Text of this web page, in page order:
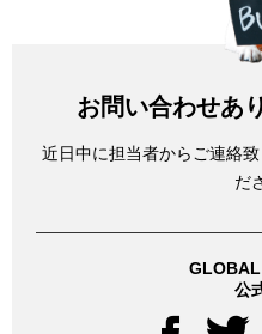
お問い合わせあ
近日中に担当者からご連絡
だ
GLOBAL
公